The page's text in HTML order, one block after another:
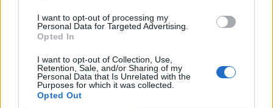
I want to opt-out of processing my
Personal Data for Targeted Advertising.
Opted In
I want to opt-out of Collection, Use,
Retention, Sale, and/or Sharing of my
Personal Data that Is Unrelated with the
Purposes for which it was collected.
Opted Out